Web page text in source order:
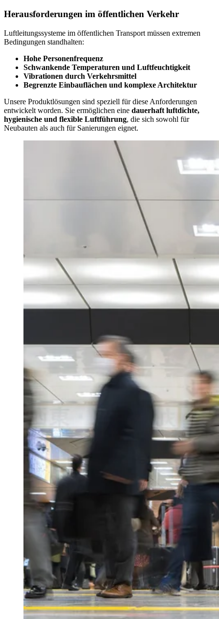
Herausforderungen im öffentlichen Verkehr
Luftleitungssysteme im öffentlichen Transport müssen extremen
Bedingungen standhalten:
Hohe Personenfrequenz
Schwankende Temperaturen und Luftfeuchtigkeit
Vibrationen durch Verkehrsmittel
Begrenzte Einbauflächen und komplexe Architektur
Unsere Produktlösungen sind speziell für diese Anforderungen
entwickelt worden. Sie ermöglichen eine dauerhaft luftdichte,
hygienische und flexible Luftführung, die sich sowohl für
Neubauten als auch für Sanierungen eignet.